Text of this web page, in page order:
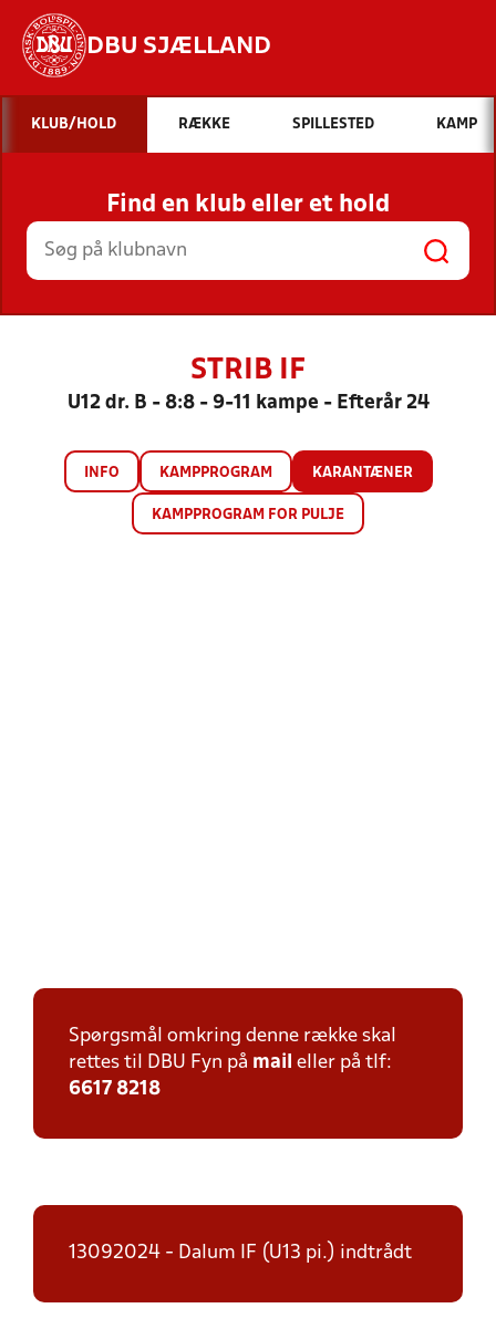
DBU SJÆLLAND
Hvad vil du søge efter?
INDHOLD OG NYHEDER
STILLINGER, RESULTATER, KLUBBER OG
HOLD
KLUB/HOLD RÆKKE SPILLESTED KAMP
Find en klub eller et hold
STRIB IF
U12 dr. B - 8:8 - 9-11 kampe - Efterår 24
INFO KAMPPROGRAM KARANTÆNER
KAMPPROGRAM FOR PULJE
Spørgsmål omkring denne række skal
rettes til DBU Fyn på mail eller på tlf:
6617 8218
13092024 - Dalum IF (U13 pi.) indtrådt